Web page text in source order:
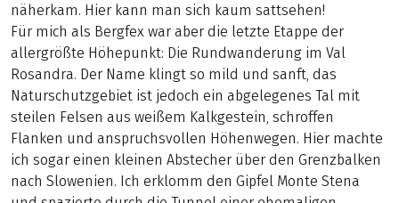
näherkam. Hier kann man sich kaum sattsehen!
Für mich als Bergfex war aber die letzte Etappe der
allergrößte Höhepunkt: Die Rundwanderung im Val
Rosandra. Der Name klingt so mild und sanft, das
Naturschutzgebiet ist jedoch ein abgelegenes Tal mit
steilen Felsen aus weißem Kalkgestein, schroffen
Flanken und anspruchsvollen Höhenwegen. Hier machte
ich sogar einen kleinen Abstecher über den Grenzbalken
nach Slowenien. Ich erklomm den Gipfel Monte Stena